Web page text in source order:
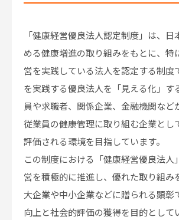
「健康経営優良法人認定制度」は、日
める健康増進の取り組みをもとに、特
営を実践している法人を認定する制度
を実践する優良法人を「見える化」す
員や求職者、関係企業、金融機関など
従業員の健康管理に取り組む企業とし
評価される環境を目指しています。
この制度における「健康経営優良法人
営を積極的に推進し、優れた取り組み
大企業や中小企業などに贈られる顕彰
向上と社会的評価の獲得を目的として